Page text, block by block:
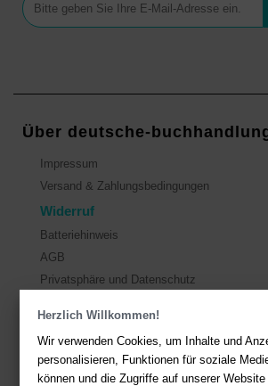
Herzlich Willkommen!
Wir verwenden Cookies, um Inhalte und
personalisieren, Funktionen für soziale
können und die Zugriffe auf unserer
Über deutsche-
Impressum
Versand & Zahlungsbedingungen
Widerruf
Batteriehinweis
AGB
Privatsphäre und Datenschutz
Sie haben Fragen? Hier finden Sie Antworten
Fragen.